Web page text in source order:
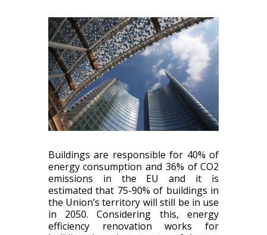
Buildings are responsible for 40% of
energy consumption and 36% of CO2
emissions in the EU and it is
estimated that 75-90% of buildings in
the Union’s territory will still be in use
in 2050. Considering this, energy
efficiency renovation works for